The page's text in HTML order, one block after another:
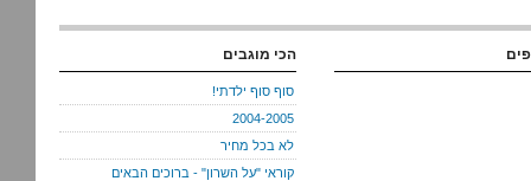
הכי מוגבים
סוף סוף ילדתי!
2004-2005
לא בכל מחיר
קוראי "על השרון" - ברוכים הבאים